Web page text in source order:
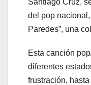
del pop
Paredes”, una
Esta canción
diferentes
frustración,